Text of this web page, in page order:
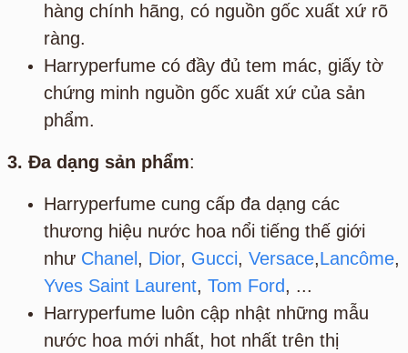
hàng chính hãng, có nguồn gốc xuất xứ rõ
ràng.
Harryperfume có đầy đủ tem mác, giấy tờ
chứng minh nguồn gốc xuất xứ của sản
phẩm.
3. Đa dạng sản phẩm:
Harryperfume cung cấp đa dạng các
thương hiệu nước hoa nổi tiếng thế giới
như Chanel , Dior, Gucci, Versace,Lancôme,
Yves Saint Laurent, Tom Ford, ...
Harryperfume luôn cập nhật những mẫu
nước hoa mới nhất, hot nhất trên thị